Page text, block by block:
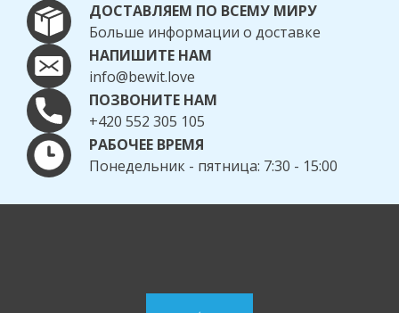
ДОСТАВЛЯЕМ ПО ВСЕМУ МИРУ
Больше информации о доставке
НАПИШИТЕ НАМ
info@bewit.love
ПОЗВОНИТЕ НАМ
+420 552 305 105
РАБОЧЕЕ ВРЕМЯ
Понедельник - пятница: 7:30 - 15:00